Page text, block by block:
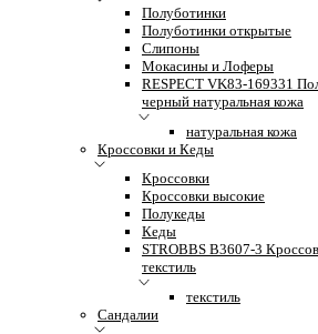
Полуботинки
Полуботинки открытые
Слипоны
Мокасины и Лоферы
RESPECT VK83-169331
черный натуральная кожа
натуральная кожа
Кроссовки и Кеды
Кроссовки
Кроссовки высокие
Полукеды
Кеды
STROBBS B3607-3
текстиль
текстиль
Сандалии